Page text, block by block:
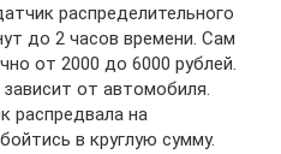
распределительного
до 2 часов времени. Сам
от 2000 до 6000 рублей.
от автомобиля.
распредвала на
в круглую сумму.